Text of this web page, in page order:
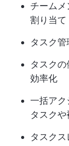
チーム
割り当て
タスク
タスク
効率化
一括ア
タスク
タスク